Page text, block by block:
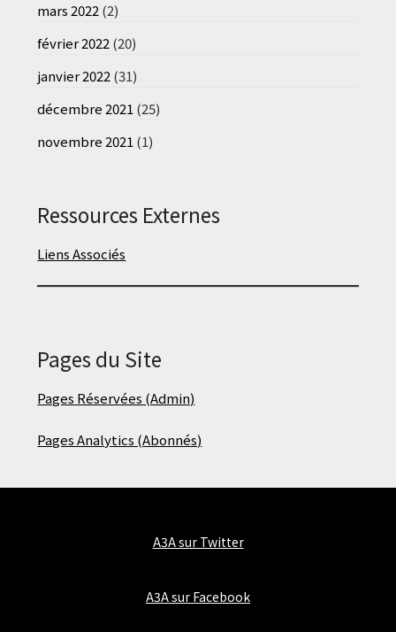
mars 2022(2)
février 2022(20)
janvier 2022(31)
décembre 2021 (25)
novembre 2021 (1)
Ressources Externes
Liens Associés
Pages du Site
Pages Réservées (Admin)
Pages Analytics (Abonnés)
A3A sur Twitter
A3A sur Facebook